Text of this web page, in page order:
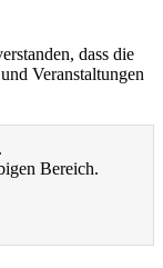
dass die
Veranstaltungen
Bereich.